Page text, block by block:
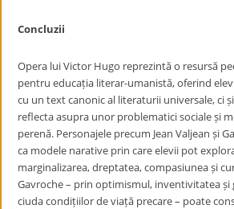
Concluzii
Opera lui Victor Hugo reprezintă o resursă
pentru educația literar-umanistă, oferind
cu un text canonic al literaturii universale, ci
reflecta asupra unor problematici sociale și
perenă. Personajele precum Jean Valjean și
ca modele narative prin care elevii pot
marginalizarea, dreptatea, compasiunea și
Gavroche – prin optimismul, inventivitatea și
ciuda condițiilor de viață precare – poate